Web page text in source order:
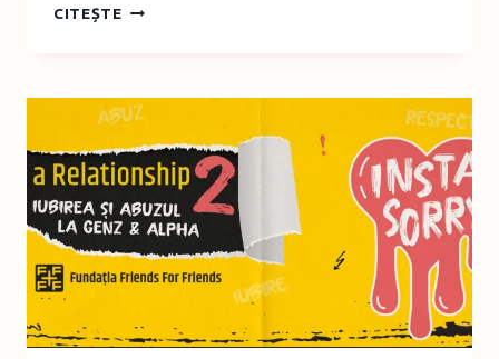
CITEȘTEBOOK
CASTELUL
DIN
ORAȘUL
MEU,
EDITURA
LITERA